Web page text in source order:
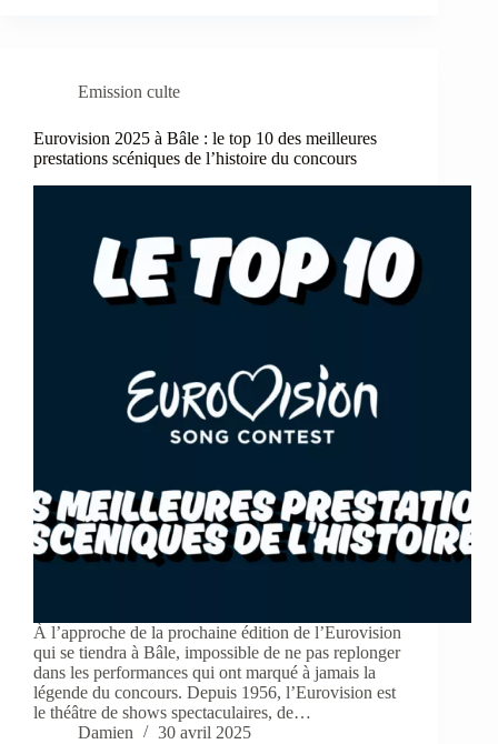
Emission culte
Eurovision 2025 à Bâle : le top 10 des meilleures
prestations scéniques de l’histoire du concours
À l’approche de la prochaine édition de l’Eurovision
qui se tiendra à Bâle, impossible de ne pas replonger
dans les performances qui ont marqué à jamais la
légende du concours. Depuis 1956, l’Eurovision est
le théâtre de shows spectaculaires, de…
Damien
30 avril 2025